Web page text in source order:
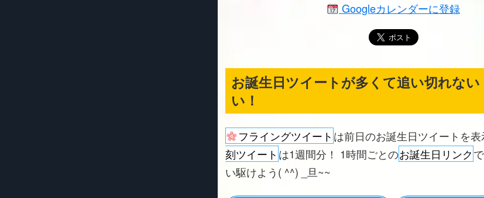
Googleカレンダーに登録
お誕生日ツイートが多くて追い切れない
い！
フライングツイート は前日のお誕生日ツイートを表
刻ツイート は1週間分！ 1時間ごとのお誕生日リンク
い駆けよう( ^^) _旦~~